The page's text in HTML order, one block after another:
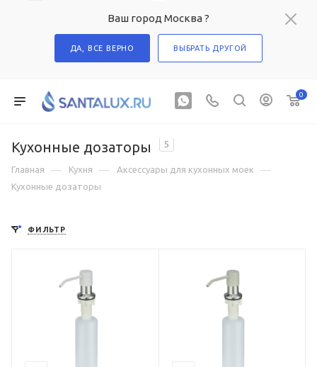
Ваш город Москва ?
ДА, ВСЕ ВЕРНО ВЫБРАТЬ ДРУГОЙ
0
Кухонные дозаторы 5
Главная — Кухня — Аксессуары для кухонных моек —
Кухонные дозаторы
ФИЛЬТР